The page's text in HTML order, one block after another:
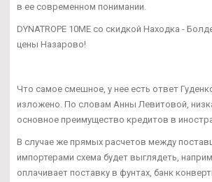
в ее современном понимании.
DYNATROPE 10ME со скидкой Находка -
цены Назарово!
Что самое смешное, у нее есть ответ
изложено. По словам Анны Левитовой,
основное преимущество кредитов в
В случае же прямых расчетов между
импортерами схема будет выглядеть,
оплачивает поставку в фунтах, банк